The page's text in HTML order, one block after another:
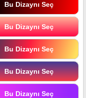
Bu Dizaynı Seç
Bu Dizaynı Seç
Bu Dizaynı Seç
Bu Dizaynı Seç
Bu Dizaynı Seç